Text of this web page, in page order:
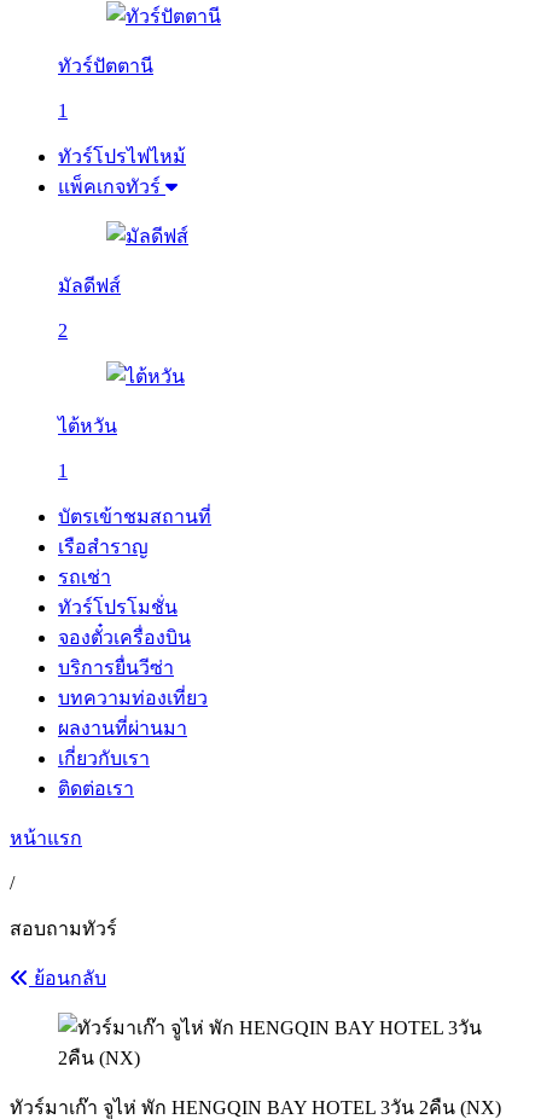
ทัวร์ปัตตานี
1
ทัวร์โปรไฟไหม้
แพ็คเกจทัวร์
มัลดีฟส์
2
ไต้หวัน
1
บัตรเข้าชมสถานที่
เรือสำราญ
รถเช่า
ทัวร์โปรโมชั่น
จองตั๋วเครื่องบิน
บริการยื่นวีซ่า
บทความท่องเที่ยว
ผลงานที่ผ่านมา
เกี่ยวกับเรา
ติดต่อเรา
หน้าแรก
/
สอบถามทัวร์
ย้อนกลับ
ทัวร์มาเก๊า จูไห่ พัก HENGQIN BAY HOTEL 3วัน 2คืน (NX)